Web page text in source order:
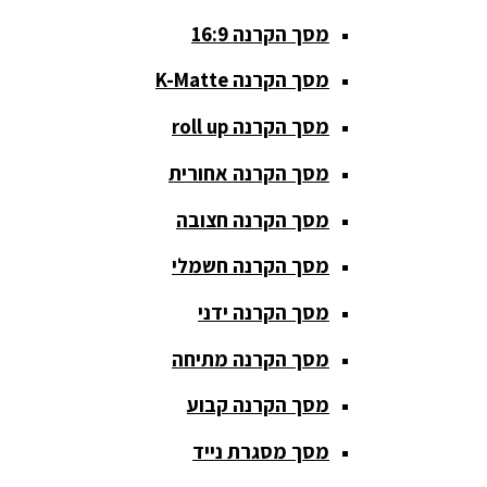
סאבים
וחצובות
ערכת קריוקי
שקטות
מערכות
הגברה
פלטות DJ
קונטרולים
מסך הקרנה 16:9
מסך הקרנה K-Matte
מסך הקרנה roll up
מסך הקרנה אחורית
מסך הקרנה חצובה
מסך הקרנה חשמלי
מסך הקרנה ידני
מסך הקרנה מתיחה
מסך הקרנה קבוע
מסך מסגרת נייד